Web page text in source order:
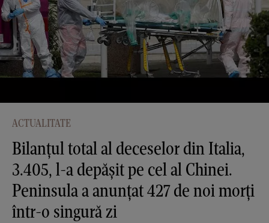
ACTUALITATE
Bilanțul total al deceselor din Italia,
3.405, l-a depășit pe cel al Chinei.
Peninsula a anunțat 427 de noi morți
într-o singură zi